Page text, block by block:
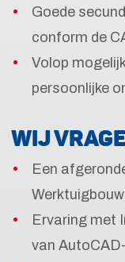
Goede
conform de
Volop
persoonlijke
WIJ
Een
Ervaring met
van